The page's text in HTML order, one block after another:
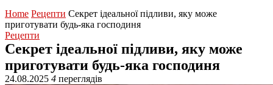
Home Рецепти Секрет ідеальної підливи, яку може
приготувати будь-яка господиня
Рецепти
Секрет ідеальної підливи, яку може
приготувати будь-яка господиня
24.08.2025 4 переглядів